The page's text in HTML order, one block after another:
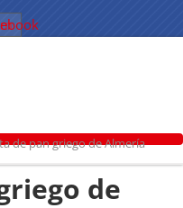
de pan griego de Almería
de